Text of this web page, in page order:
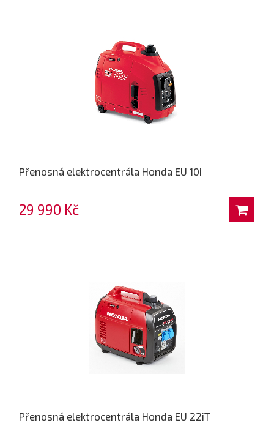
Přenosná elektrocentrála Honda EU 10i
29 990 Kč
Přenosná elektrocentrála Honda EU 22iT